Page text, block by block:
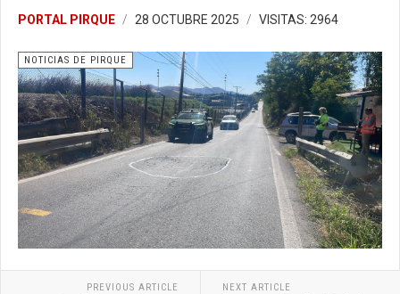
PORTAL PIRQUE 28 OCTUBRE 2025 VISITAS: 2964
NOTICIAS DE PIRQUE
PREVIOUS ARTICLE NEXT ARTICLE